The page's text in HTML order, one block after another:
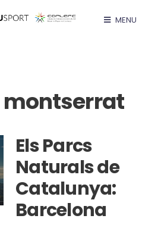
MENU
montserrat
Els Parcs
Naturals de
Catalunya:
Barcelona